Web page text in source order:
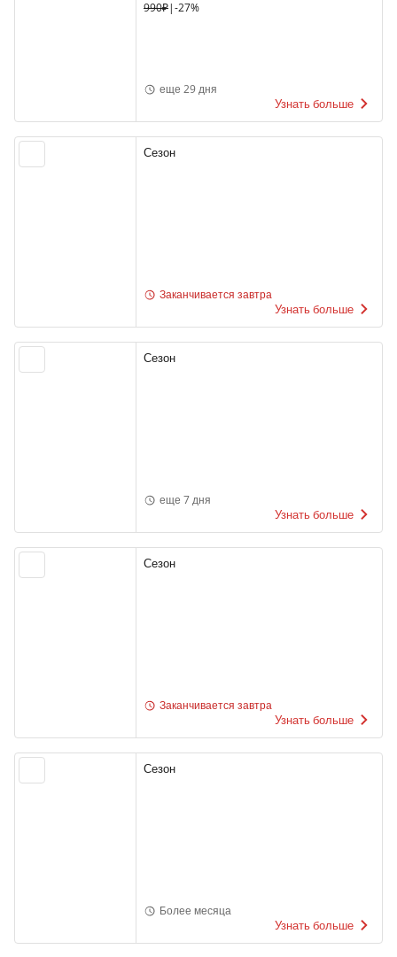
990₽|-27%
еще 29 дня
Узнать больше
Сезон
Заканчивается завтра
Узнать больше
Сезон
еще 7 дня
Узнать больше
Сезон
Заканчивается завтра
Узнать больше
Сезон
Более месяца
Узнать больше